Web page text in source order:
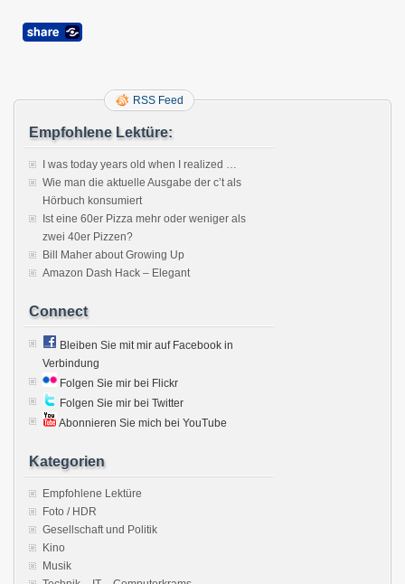
RSS Feed
Empfohlene Lektüre:
I was today years old when I realized …
Wie man die aktuelle Ausgabe der c’t als
Hörbuch konsumiert
Ist eine 60er Pizza mehr oder weniger als
zwei 40er Pizzen?
Bill Maher about Growing Up
Amazon Dash Hack – Elegant
Connect
Bleiben Sie mit mir auf Facebook in
Verbindung
Folgen Sie mir bei Flickr
Folgen Sie mir bei Twitter
Abonnieren Sie mich bei YouTube
Kategorien
Empfohlene Lektüre
Foto / HDR
Gesellschaft und Politik
Kino
Musik